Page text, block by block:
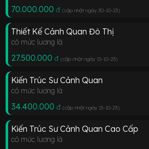
70.000.000 đ (cập nhật ngày 30-10-23)
Thiết Kế Cảnh Quan Đô Thị
có mức lương là
27.500.000 đ (cập nhật ngày 15-10-23)
Kiến Trúc Sư Cảnh Quan
có mức lương là
34.400.000 đ (cập nhật ngày 15-10-23)
Kiến Trúc Sư Cảnh Quan Cao Cấp
có mức lương là